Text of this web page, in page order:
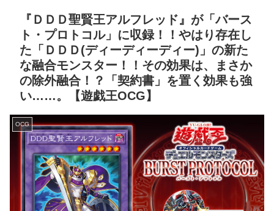
『ＤＤＤ聖賢王アルフレッド』が「バース
ト・プロトコル」に収録！！やはり存在し
た「ＤＤＤ(ディーディーディー)」の新た
な融合モンスター！！その効果は、まさか
の除外融合！？「契約書」を置く効果も強
い……。【遊戯王OCG】
OCG